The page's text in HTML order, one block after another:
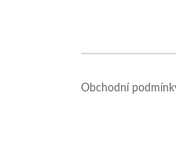
Obchodní